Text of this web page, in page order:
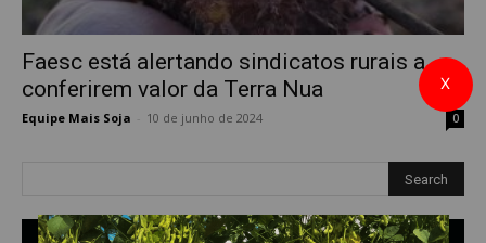
Faesc está alertando sindicatos rurais a
conferirem valor da Terra Nua
Equipe Mais Soja 10 de junho de 2024 0
X